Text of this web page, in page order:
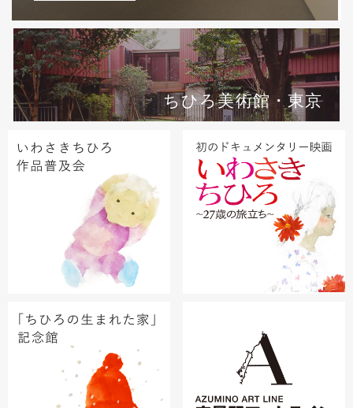
ちひろ美術館・東京